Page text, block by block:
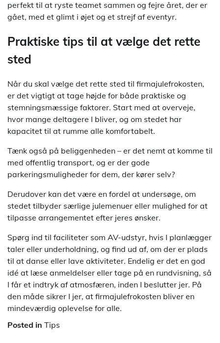
perfekt til at ryste teamet sammen og fejre året, der er
gået, med et glimt i øjet og et strejf af eventyr.
Praktiske tips til at vælge det rette
sted
Når du skal vælge det rette sted til firmajulefrokosten,
er det vigtigt at tage højde for både praktiske og
stemningsmæssige faktorer. Start med at overveje,
hvor mange deltagere I bliver, og om stedet har
kapacitet til at rumme alle komfortabelt.
Tænk også på beliggenheden – er det nemt at komme til
med offentlig transport, og er der gode
parkeringsmuligheder for dem, der kører selv?
Derudover kan det være en fordel at undersøge, om
stedet tilbyder særlige julemenuer eller mulighed for at
tilpasse arrangementet efter jeres ønsker.
Spørg ind til faciliteter som AV-udstyr, hvis I planlægger
taler eller underholdning, og find ud af, om der er plads
til at danse eller lave aktiviteter. Endelig er det en god
idé at læse anmeldelser eller tage på en rundvisning, så
I får et indtryk af atmosfæren, inden I beslutter jer. På
den måde sikrer I jer, at firmajulefrokosten bliver en
mindeværdig oplevelse for alle.
Posted in Tips